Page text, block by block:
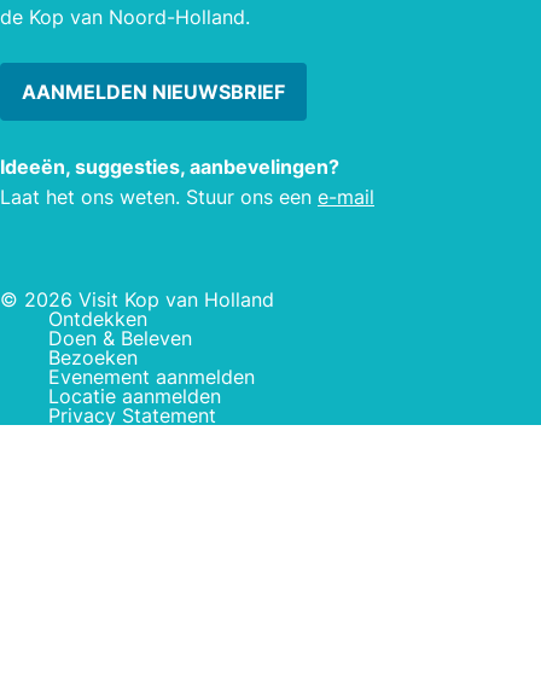
de Kop van Noord-Holland.
AANMELDEN NIEUWSBRIEF
Ideeën, suggesties, aanbevelingen?
Laat het ons weten. Stuur ons een e-mail
© 2026 Visit Kop van Holland
Ontdekken
Doen & Beleven
Bezoeken
Evenement aanmelden
Locatie aanmelden
Privacy Statement